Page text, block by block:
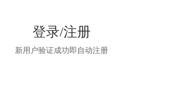
登录/注册
新用户验证成功即自动注册